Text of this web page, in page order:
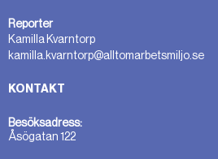
Reporter
Kamilla Kvarntorp
kamilla.kvarntorp@alltomarbetsmiljo.se
KONTAKT
Besöksadress:
Åsögatan 122